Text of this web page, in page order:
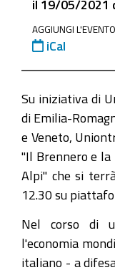
progetti/news/il-
brennero-
la-
dei-
attraverso-
le-
alpi
Brennero
e
il 19/05/2021
AGGIUNGI
iCal
Su iniziativa di
di Emilia-
e Veneto,
"Il Brennero e
Alpi" che si
12.30 su
Nel corso di
l'economia
italiano - a